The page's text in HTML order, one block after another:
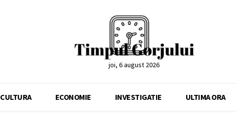
joi, 6 august 2026
CULTURA ECONOMIE INVESTIGATIE ULTIMA ORA